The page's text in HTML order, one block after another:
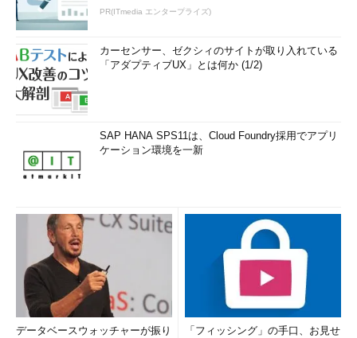
PR(ITmedia エンタープライズ)
カーセンサー、ゼクシィのサイトが取り入れている
「アダプティブUX」とは何か (1/2)
SAP HANA SPS11は、Cloud Foundry採用でアプリ
ケーション環境を一新
データベースウォッチャーが振り
「フィッシング」の手口、お見せ